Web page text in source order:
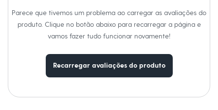
Em alta
Dia dos Pais
Camisetas e Regatas
Casacos e Jaquetas
Parece que tivemos um problema ao carregar as avaliações do
produto. Clique no botão abaixo para recarregar a página e
vamos fazer tudo funcionar novamente!
Recarregar avaliações do produto